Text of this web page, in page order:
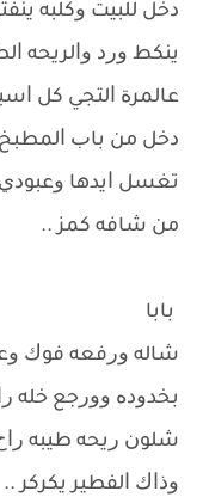
ﺩﺧﻞ ﻟﻠﺒﻴﺖ ﻭﻛﻠﺒﻪ
ﻳﻨﻜﻂ ﻭﺭﺩ ﻭﺍﻟﺮﻳﺤﻪ
ﻋﺎﻟﻤﺮﺓ ﺍﻟﺘﺠﻲ ﻛﻞ
ﺩﺧﻞ ﻣﻦ ﺑﺎﺏ
ﺗﻐﺴﻞ ﺍﻳﺪﻫﺎ ﻭﻋﺒﻮﺩﻱ
ﻣﻦ ﺷﺎﻓﻪ ﻛﻤﺰ ..
ﺑﺎﺑﺎ
ﺷﺎﻟﻪ ﻭﺭﻓﻌﻪ ﻓﻮﻙ
ﺑﺨﺪﻭﺩﻩ ﻭﻭﺭﺟﻊ ﺧﻠﻪ
ﺷﻠﻮﻥ ﺭﻳﺤﻪ ﻃﻴﺒﻪ
ﻭﺫﺍﻙ ﺍﻟﻔﻄﻴﺮ ﻳﻜﺮﻛﺮ ..